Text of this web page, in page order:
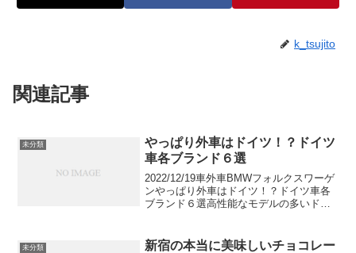
k_tsujito
関連記事
未分類
やっぱり外車はドイツ！？ドイツ
車各ブランド６選
2022/12/19車外車BMWフォルクスワーゲ
ンやっぱり外車はドイツ！？ドイツ車各
ブランド６選高性能なモデルの多いドイ
ご紹介していきます。masak.csi70,97...
未分類
新宿の本当に美味しいチョコレー